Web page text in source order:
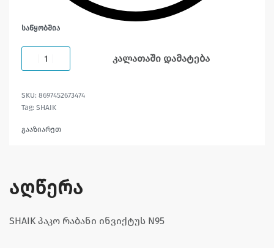
ᲡᲐᲬᲧᲝᲑᲨᲘᲐ
კალათაში დამატება
8697452673474
Tag: SHAIK
გააზიარეთ
აღწერა
SHAIK პაკო რაბანი ინვიქტუს N95